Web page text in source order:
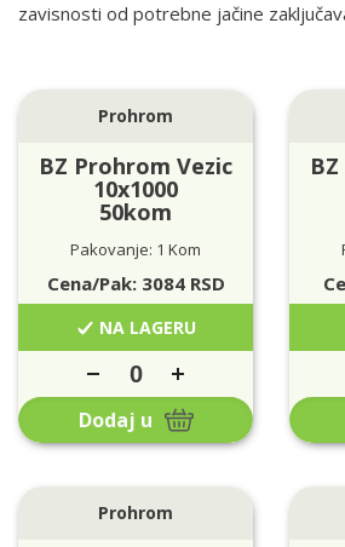
zavisnosti od potrebne jačine
Prohrom
BZ Prohrom Vezic
10x1000
50kom
Pakovanje: 1 Kom
Cena/Pak: 3084RSD
NA LAGERU
Dodaj u
Prohrom